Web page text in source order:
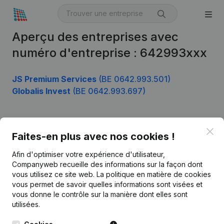
Aperçu des entreprises avec
numéro d'entreprise : 642993xxx
JS Premium Services (BE 0642.993.501)
Globalis Invest (BE 0642.993.697)
Faites-en plus avec nos cookies !
Afin d'optimiser votre expérience d'utilisateur,
Companyweb recueille des informations sur la façon dont
vous utilisez ce site web. La politique en matière de cookies
vous permet de savoir quelles informations sont visées et
vous donne le contrôle sur la manière dont elles sont
utilisées.
Français
Kantorenpark Everest
248D,
Monitoring
Recherche internationale